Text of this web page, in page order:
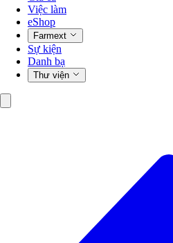
Việc làm
eShop
Farmext
Sự kiện
Danh bạ
Thư viện